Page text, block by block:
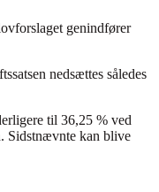
genindfører
nedsættes således
til 36,25 % ved
Sidstnævnte kan blive